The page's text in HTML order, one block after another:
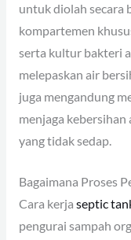
untuk diolah secara
kompartemen
serta kultur bakteri
melepaskan air
juga mengandung
menjaga kebersihan
yang tidak sedap.
Bagaimana Proses
Cara kerja septic
pengurai sampah